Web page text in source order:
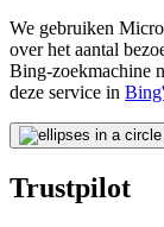
We gebruiken
over het aantal
Bing-zoekmachine
deze service in
Trustpilot